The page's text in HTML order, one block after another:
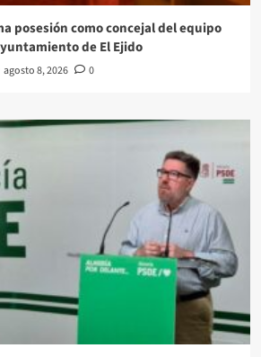
posesión como concejal del equipo
de El Ejido
agosto 8, 2026 0